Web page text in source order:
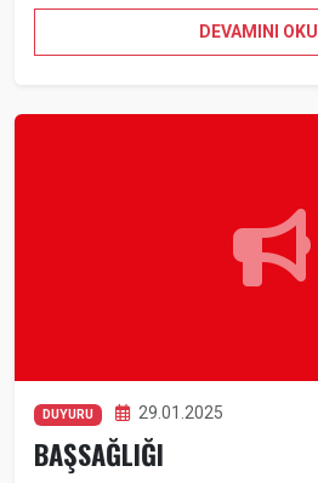
DEVAMINI OKU
DUYURU 29.01.2025
BAŞSAĞLIĞI